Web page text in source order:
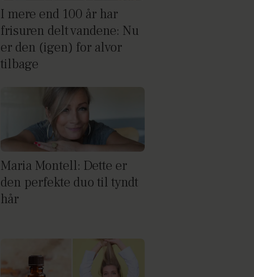
I mere end 100 år har
frisuren delt vandene: Nu
er den (igen) for alvor
tilbage
Maria Montell: Dette er
den perfekte duo til tyndt
hår